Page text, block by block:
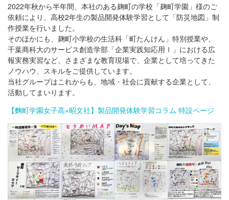
2022年秋から半年間、本社のある麹町の学校「麹町学園」様のご
依頼により、高校2年生の製品開発体験学習として「防災地図」制
作授業を行いました。
そのほかにも、麹町小学校の生活科「町たんけん」特別授業や、
千葉商科大のサービス創造学部「企業実践知応用Ⅰ」における広
報実務実習など、さまざまな教育現場で、企業として培ってきた
ノウハウ、スキルをご提供しています。
当社グループはこれからも、地域・社会に貢献する企業として、
活動してまいります。
【麴町学園女子高×昭文社】製品開発体験学習コラム 特設ページ